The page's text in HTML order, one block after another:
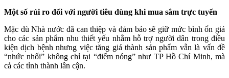
Một số rủi ro đối với người tiêu dùng khi mua sắm trực tuyến
Mặc dù Nhà nước đã can thiệp và đảm bảo sẽ giữ mức bình ổn giá
cho các sản phẩm nhu thiết yếu nhằm hỗ trợ người dân trong điều
kiện dịch bệnh nhưng việc tăng giá thành sản phẩm vẫn là vấn đề
“nhức nhối” không chỉ tại “điểm nóng” như TP Hồ Chí Minh, mà
cả các tỉnh thành lân cận.